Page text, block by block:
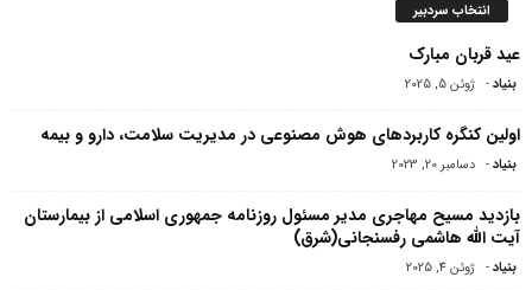
انتخاب سردبیر
عید قربان مبارک
بنیاد- ژوئن 5, 2025
اولین کنگره کاربردهای هوش مصنوعی در مدیریت سلامت، دارو و بیمه
بنیاد- دسامبر 20, 2023
بازدید مسیح مهاجرى مدیر مسئول روزنامه جمهورى اسلامى از بیمارستان
آیت الله هاشمى رفسنجانى(شرق)
بنیاد- ژوئن 4, 2025